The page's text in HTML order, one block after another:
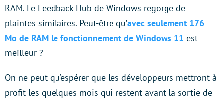
RAM. Le Feedback Hub de Windows regorge de
plaintes similaires. Peut-être qu’avec seulement 176
Mo de RAM le fonctionnement de Windows 11 est
meilleur ?
On ne peut qu’espérer que les développeurs mettront à
profit les quelques mois qui restent avant la sortie de